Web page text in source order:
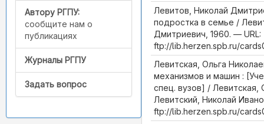
Автору РГПУ:
сообщите нам о
публикациях
Журналы РГПУ
Задать вопрос
Левитов, Николай
подростка в семье /
Дмитриевич, 1960. — URL:
ftp://lib.herzen.spb.ru/
Левитская, Ольга
механизмов и машин :
спец. вузов] / Левитская,
Левитский, Николай
ftp://lib.herzen.spb.ru/